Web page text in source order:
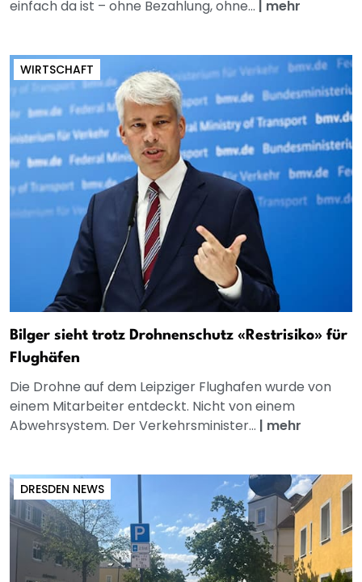
einfach da ist – ohne Bezahlung, ohne... mehr
WIRTSCHAFT
Bilger sieht trotz Drohnenschutz «Restrisiko» für
Flughäfen
Die Drohne auf dem Leipziger Flughafen wurde von
einem Mitarbeiter entdeckt. Nicht von einem
Abwehrsystem. Der Verkehrsminister... | mehr
DRESDEN NEWS